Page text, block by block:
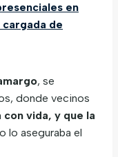
en
de
, se
donde vecinos
con vida, y que la
lo aseguraba el